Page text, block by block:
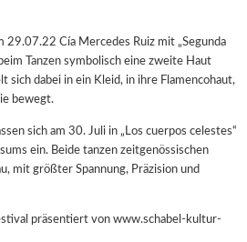
29.07.22 Cía Mercedes Ruiz mit „Segunda
Tanzen symbolisch eine zweite Haut
dabei in ein Kleid, in ihre Flamencohaut,
bewegt.
sich am 30. Juli in „Los cuerpos celestes“
ein. Beide tanzen zeitgenössischen
mit größter Spannung, Präzision und